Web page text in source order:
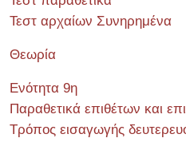
Τεστ αρχαίων Συνηρημένα
Θεωρία
Ενότητα 9η
Παραθετικά επιθέτων και
Τρόπος εισαγωγής